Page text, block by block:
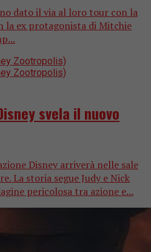
dato il via al loro tour con la
la ex protagonista di Mitchie
svela il nuovo
Disney arriverà nelle sale
La storia segue Judy e Nick
pericolosa tra azione e...